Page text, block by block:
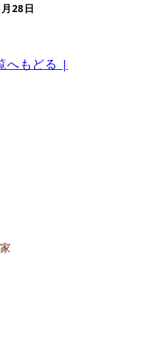
28日
へもどる |